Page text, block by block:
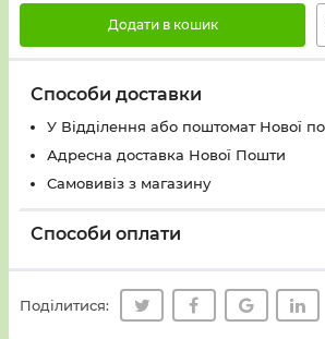
Додати в кошик
Способи доставки
У Вiддiлення або поштомат Нової
Адресна доставка Нової Пошти
Самовивіз з магазину
Способи оплати
Поділитися: